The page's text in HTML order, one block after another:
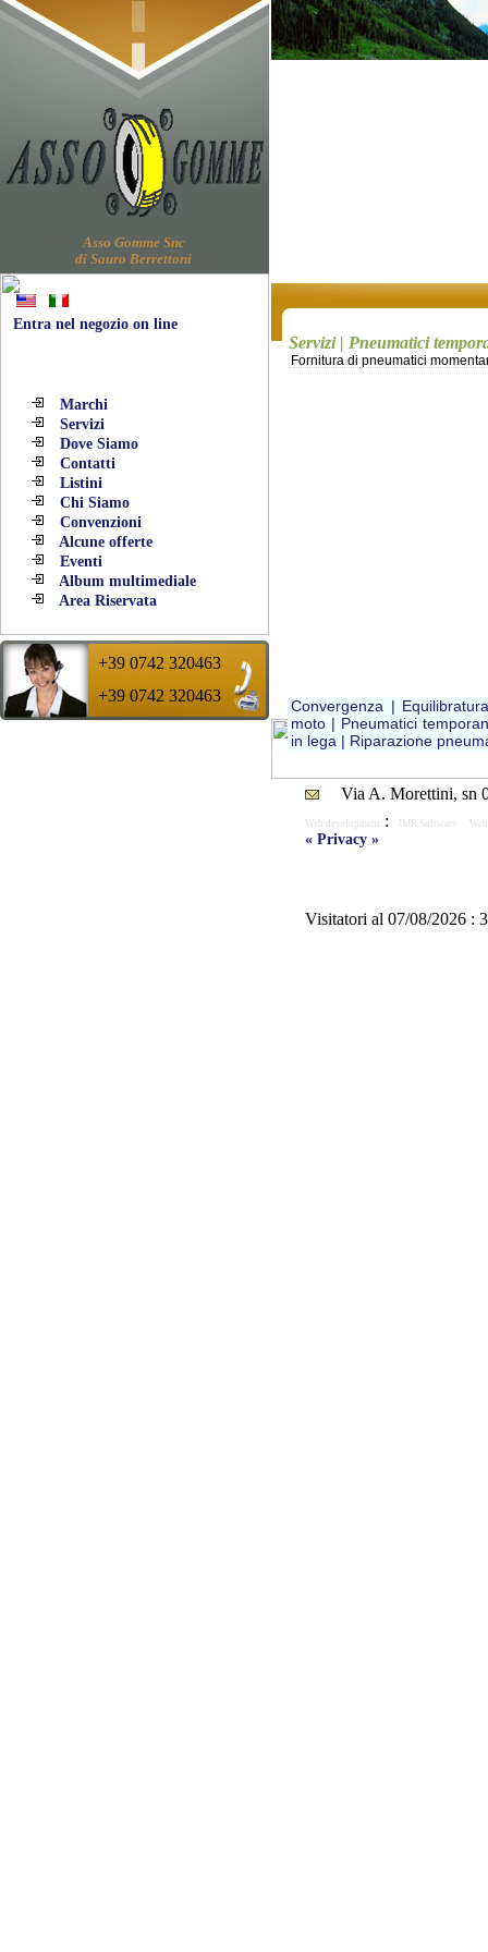
Asso Gomme Snc
di Sauro Berrettoni
+39 0742 320463
+39 0742 320463
Entra nel negozio on line
Marchi
Servizi
Dove Siamo
Contatti
Listini
Chi Siamo
Convenzioni
Alcune offerte
Eventi
Album multimediale
Area Riservata
Servizi | Pneumatici
Fornitura di pneumatici
Convergenza |
moto | Pneumatici
in lega | Riparazione
Via A. Morettini, sn
Web development : JMR Software
« Privacy »
Visitatori al 07/08/2026 :